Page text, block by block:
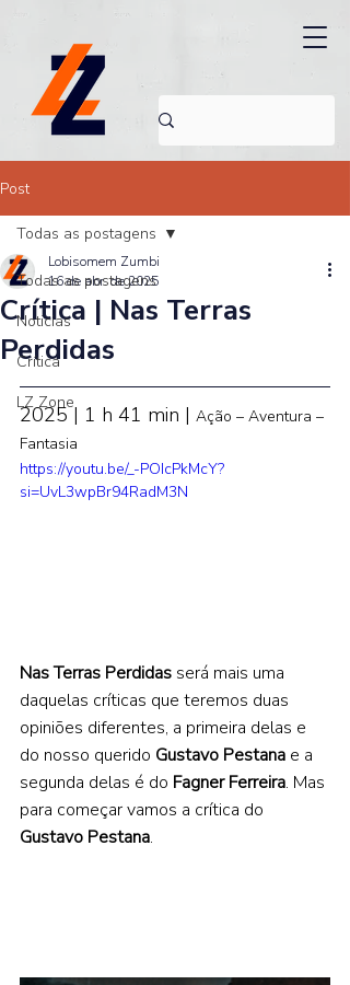
Post
Todas as postagens
Noticias
Crítica
LZ Zone
Todas as postagens
Crítica | Nas Terras
Perdidas
Lobisomem Zumbi
16 de abr. de 2025
2025 | 1 h 41 min | Ação – Aventura –
Fantasia
https://youtu.be/_-POIcPkMcY?
si=UvL3wpBr94RadM3N
Nas Terras Perdidas será mais uma
daquelas críticas que teremos duas
opiniões diferentes, a primeira delas e
do nosso querido Gustavo Pestana e a
segunda delas é do Fagner Ferreira. Mas
para começar vamos a crítica do
Gustavo Pestana.